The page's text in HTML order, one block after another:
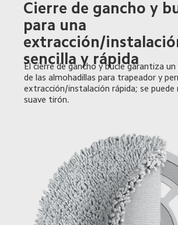
Cierre de gancho y
para una
extracción/
sencilla y rápida
El cierre de gancho y bucle garantiza
de las almohadillas para trapeador y
extracción/instalación rápida; se puede
suave tirón.